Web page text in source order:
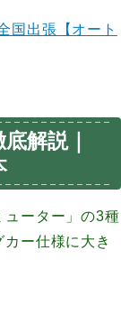
国出張【オート
解説｜
ューター」の3種
ー仕様に大き